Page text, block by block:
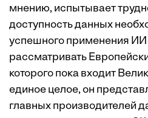
мнению, испытывает
доступность данных
успешного применения
рассматривать
которого пока входит
единое целое, он
главных производителей